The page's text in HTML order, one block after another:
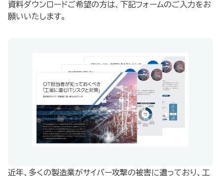
資料ダウンロードご希望の方は、下記フォームのご入力をお
願いいたします。
近年、多くの製造業がサイバー攻撃の被害に遭っており、工